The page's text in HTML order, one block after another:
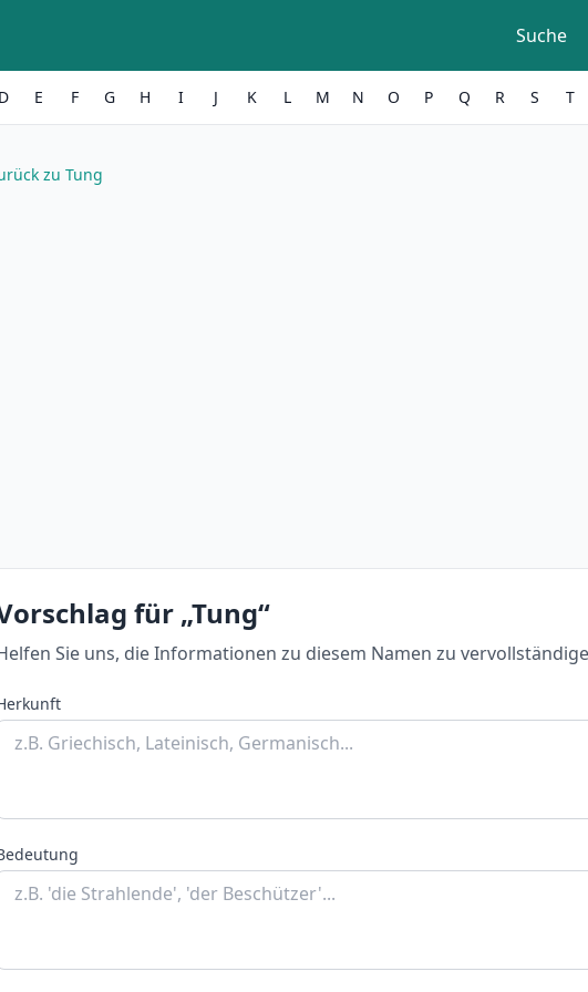
Suche
D E F G H I J K L M N O P Q R S T
zu Tung
für „Tung“
Sie uns, die Informationen zu diesem Namen zu